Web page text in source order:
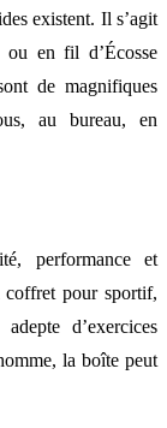
existent. Il s’agit
ou en fil d’Écosse
de magnifiques
au bureau, en
performance et
coffret pour sportif,
d’exercices
la boîte peut